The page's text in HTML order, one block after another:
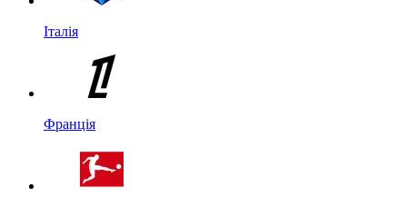
Італія
Франція